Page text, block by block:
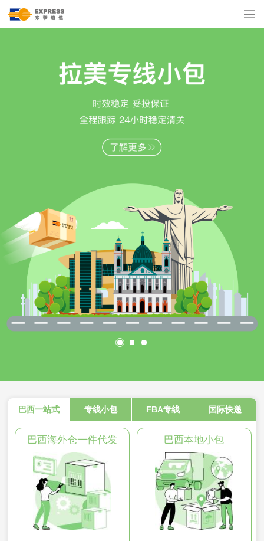
巴西一站式 专线小包 FBA专线 国际快递
巴西海外仓一件代发 巴西本地小包